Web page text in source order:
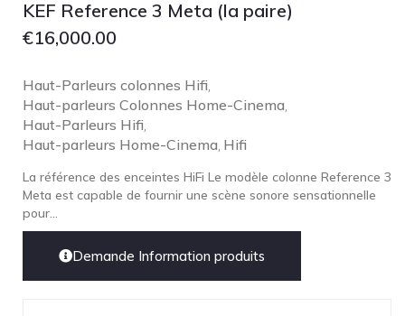
KEF Reference 3 Meta (la paire)
€16,000.00
Haut-Parleurs colonnes Hifi
Haut-parleurs Colonnes Home-Cinema
Haut-Parleurs Hifi
Haut-parleurs Home-Cinema Hifi
La référence des enceintes HiFi Le modèle colonne Reference 3
Meta est capable de fournir une scène sonore sensationnelle
pour...
Demande Information produits